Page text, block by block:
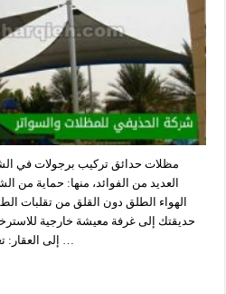
العديد من الفوائد، منها: حماية من
الهواء الطلق دون القلق من تقلبات
حديقتك إلى غرفة معيشة خارجية